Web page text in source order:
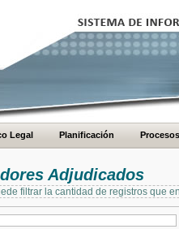
Legal Planificación Procesos
Adjudicados
filtrar la cantidad de registros que